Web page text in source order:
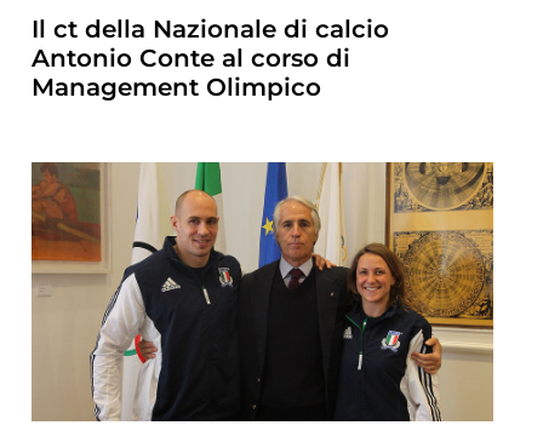
Il ct della Nazionale di calcio
Antonio Conte al corso di
Management Olimpico